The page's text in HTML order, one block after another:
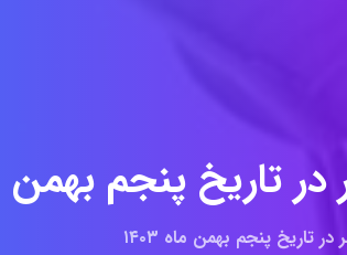
درتاریخ پنجم بهمن
پنجم بهمن ماه ۱۴۰۳